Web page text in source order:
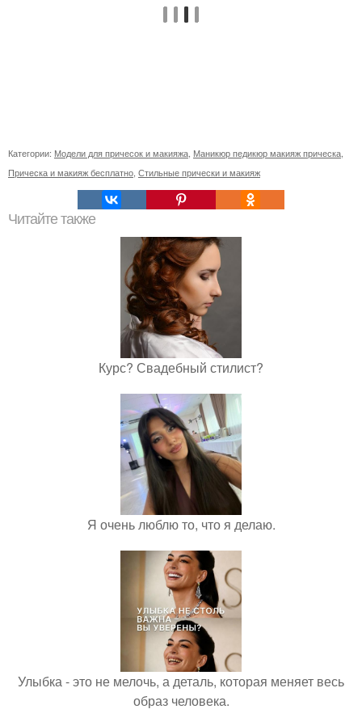
Категории: Модели для причесок и макияжа Маникюр педикюр макияж прическа
Прическа и макияж бесплатно Стильные прически и макияж
Читайте также
Курс? Свадебный стилист?
Я очень люблю то, что я делаю.
Улыбка - это не мелочь, а деталь, которая меняет весь
образ человека.